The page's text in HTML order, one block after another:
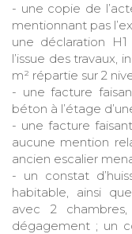
- une copie de
mentionnant pas
une déclaration
l’issue des travaux,
m² répartie sur 2
- une facture
béton à l’étage
- une facture
aucune mention
ancien escalier
- un constat
habitable, ainsi
avec 2
dégagement ; un